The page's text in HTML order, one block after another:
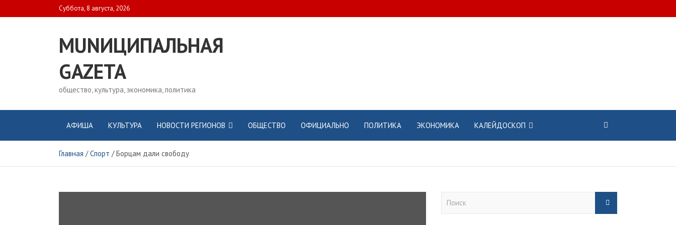
to
Суббота, 8 августа, 2026
MUNИЦИПАЛЬНАЯ
GAZЕТА
общество, культура, экономика, политика
АФИША КУЛЬТУРА НОВОСТИ РЕГИОНОВ ОБЩЕСТВО ОФИЦИАЛЬНО ПОЛИТИКА ЭКОНОМИКА КАЛЕЙДОСКОП
Главная Спорт Борцам дали свободу